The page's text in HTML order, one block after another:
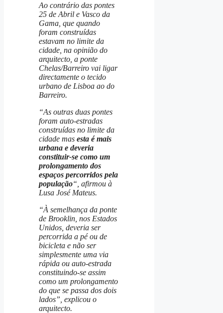
Ao contrário das pontes
25 de Abril e Vasco da
Gama, que quando
foram construídas
estavam no limite da
cidade, na opinião do
arquitecto, a ponte
Chelas/Barreiro vai ligar
directamente o tecido
urbano de Lisboa ao do
Barreiro.
“As outras duas pontes
foram auto-estradas
construídas no limite da
cidade mas esta é mais
urbana e deveria
constituir-se como um
prolongamento dos
espaços percorridos pela
população“, afirmou à
Lusa José Mateus.
“À semelhança da ponte
de Brooklin, nos Estados
Unidos, deveria ser
percorrida a pé ou de
bicicleta e não ser
simplesmente uma via
rápida ou auto-estrada
constituindo-se assim
como um prolongamento
do que se passa dos dois
lados”, explicou o
arquitecto.